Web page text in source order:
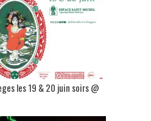
les 19 & 20 juin soirs @